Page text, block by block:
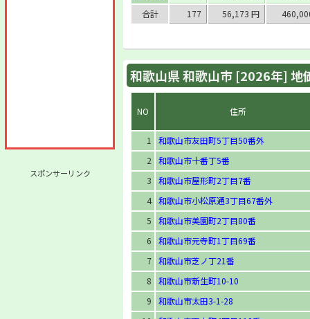
スポンサーリンク
合計
177 56,173 円
和歌山県 和歌山市 [2026年] 地
NO 住所
1
和歌山市友田町5丁目50番外
2
和歌山市十番丁5番
3
和歌山市屋形町2丁目7番
4 和歌山市小松原通3丁目67番外
5
和歌山市美園町2丁目80番
6
和歌山市元寺町1丁目69番
7 和歌山市芝ノ丁21番
8
和歌山市新生町10-10
9
和歌山市太田3-1-28